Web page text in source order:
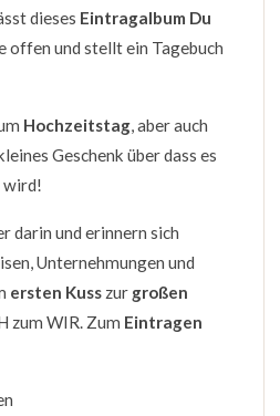
dieses Eintragalbum Du
offen und stellt ein Tagebuch
Hochzeitstag, aber auch
Geschenk über dass es
wird!
darin und erinnern sich
Unternehmungen und
ersten Kuss zur großen
zum WIR. Zum Eintragen